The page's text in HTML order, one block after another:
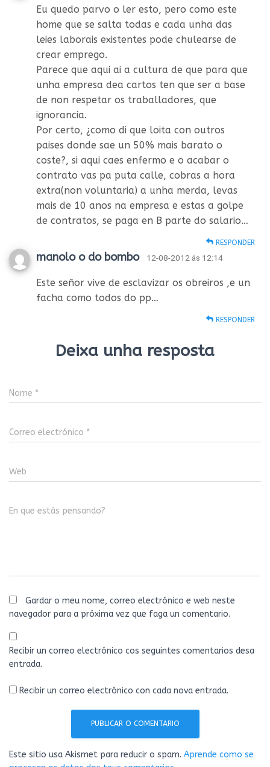
Eu quedo parvo o ler esto, pero como este
home que se salta todas e cada unha das
leies laborais existentes pode chulearse de
crear emprego.
Parece que aqui ai a cultura de que para que
unha empresa dea cartos ten que ser a base
de non respetar os traballadores, que
ignorancia.
Por certo, ¿como di que loita con outros
paises donde sae un 50% mais barato o
coste?, si aqui caes enfermo e o acabar o
contrato vas pa puta calle, cobras a hora
extra(non voluntaria) a unha merda, levas
mais de 10 anos na empresa e estas a golpe
de contratos, se paga en B parte do salario…
RESPONDER
manolo o do bombo · 12-08-2012 ás 12:14
Este señor vive de esclavizar os obreiros ,e un
facha como todos do pp…
RESPONDER
Deixa unha resposta
Nome *
Correo electrónico *
Web
En que estás pensando?
Gardar o meu nome, correo electrónico e web neste
navegador para a próxima vez que faga un comentario.
Recibir un correo electrónico cos seguintes comentarios desa
entrada.
Recibir un correo electrónico con cada nova entrada.
Este sitio usa Akismet para reducir o spam. Aprende como se